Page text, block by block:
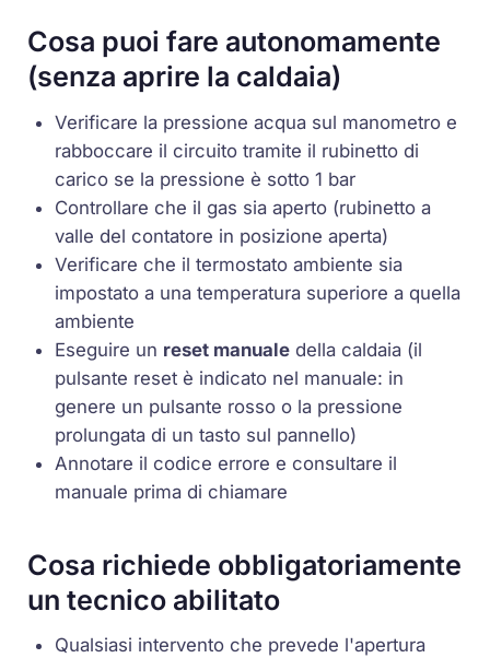
Cosa puoi fare autonomamente
(senza aprire la caldaia)
Verificare la pressione acqua sul manometro e
rabboccare il circuito tramite il rubinetto di
carico se la pressione è sotto 1 bar
Controllare che il gas sia aperto (rubinetto a
valle del contatore in posizione aperta)
Verificare che il termostato ambiente sia
impostato a una temperatura superiore a quella
ambiente
Eseguire un reset manuale della caldaia (il
pulsante reset è indicato nel manuale: in
genere un pulsante rosso o la pressione
prolungata di un tasto sul pannello)
Annotare il codice errore e consultare il
manuale prima di chiamare
Cosa richiede obbligatoriamente
un tecnico abilitato
Qualsiasi intervento che prevede l'apertura